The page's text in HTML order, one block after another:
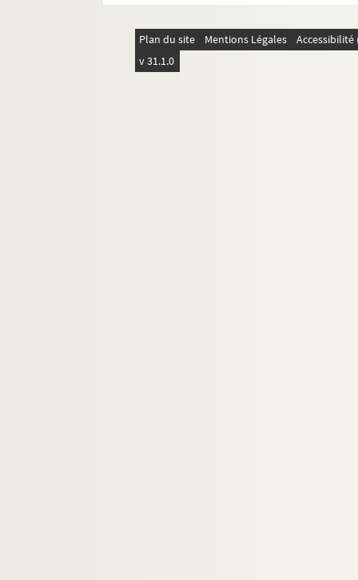
Plan du site Mentions Légales
v 31.1.0